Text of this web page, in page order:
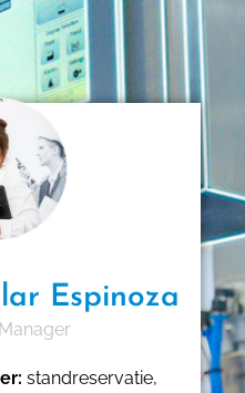
Espinoza
standreservatie,